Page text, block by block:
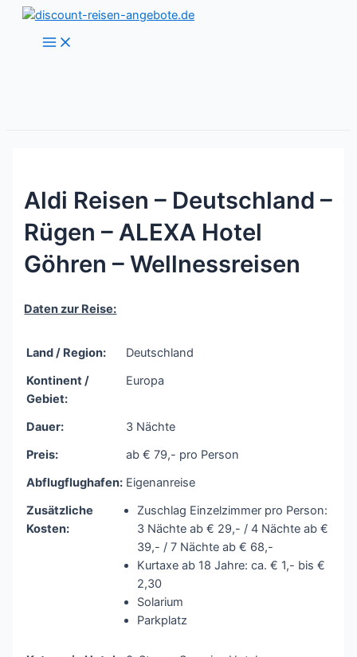
Zum
springen
Main
Menu
Aldi Reisen – Deutschland –
Rügen – ALEXA Hotel
Göhren – Wellnessreisen
Daten zur Reise:
Land / Region:
Deutschland
Kontinent /
Gebiet:
Europa
Dauer:
3 Nächte
Preis:
ab € 79,- pro Person
Abflugflughafen: Eigenanreise
Zusätzliche
Kosten:
Zuschlag Einzelzimmer pro Person:
3 Nächte ab € 29,- / 4 Nächte ab €
39,- / 7 Nächte ab € 68,-
Kurtaxe ab 18 Jahre: ca. € 1,- bis €
2,30
Solarium
Parkplatz